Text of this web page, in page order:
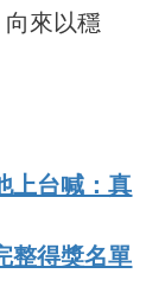
來以穩
上台喊：真
整得獎名單